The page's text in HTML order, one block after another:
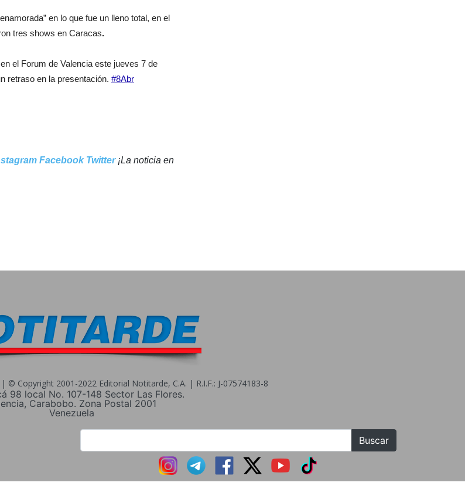
en lo que fue un lleno total, en el
tres shows en Caracas.
el Forum de Valencia este jueves 7 de
retraso en la presentación. #8Abr
Facebook Twitter¡La noticia en
© Copyright 2001-2022 Editorial Notitarde, C.A. | R.I.F.: J-07574183-8
98 local No. 107-148 Sector Las Flores.
Carabobo. Zona Postal 2001
Venezuela
Buscar